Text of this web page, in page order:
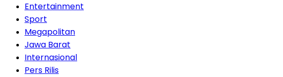
Entertainment
Sport
Megapolitan
Jawa Barat
Internasional
Pers Rilis